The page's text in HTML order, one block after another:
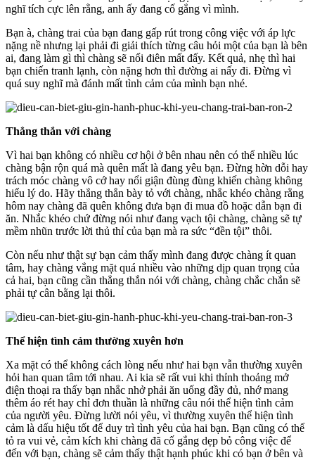
nghĩ tích cực lên rằng, anh ấy đang cố gắng vì mình.
Bạn à, chàng trai của bạn đang gấp rút trong công việc với áp lực
nặng nề nhưng lại phải đi giải thích từng câu hỏi một của bạn là bên
ai, đang làm gì thì chàng sẽ nổi điên mất đấy. Kết quả, nhẹ thì hai
bạn chiến tranh lạnh, còn nặng hơn thì đường ai nấy đi. Đừng vì
quá suy nghĩ mà đánh mất tình cảm của mình bạn nhé.
Thẳng thắn với chàng
Vì hai bạn không có nhiều cơ hội ở bên nhau nên có thể nhiều lúc
chàng bận rộn quá mà quên mất là đang yêu bạn. Đừng hờn dỗi hay
trách móc chàng vô cớ hay nổi giận đùng đùng khiến chàng không
hiểu lý do. Hãy thẳng thắn bày tỏ với chàng, nhắc khéo chàng rằng
hôm nay chàng đã quên không đưa bạn đi mua đồ hoặc dẫn bạn đi
ăn. Nhắc khéo chứ đừng nói như đang vạch tội chàng, chàng sẽ tự
mềm nhũn trước lời thủ thỉ của bạn mà ra sức “đền tội” thôi.
Còn nếu như thật sự bạn cảm thấy mình đang được chàng ít quan
tâm, hay chàng vắng mặt quá nhiều vào những dịp quan trọng của
cả hai, bạn cũng cần thẳng thắn nói với chàng, chàng chắc chắn sẽ
phải tự cân bằng lại thôi.
Thể hiện tình cảm thường xuyên hơn
Xa mặt có thể không cách lòng nếu như hai bạn vẫn thường xuyên
hỏi han quan tâm tới nhau. Ai kia sẽ rất vui khi thỉnh thoảng mở
điện thoại ra thấy bạn nhắc nhở phải ăn uống đầy đủ, nhớ mang
thêm áo rét hay chỉ đơn thuần là những câu nói thể hiện tình cảm
của người yêu. Đừng lười nói yêu, vì thường xuyên thể hiện tình
cảm là dấu hiệu tốt để duy trì tình yêu của hai bạn. Bạn cũng có thể
tỏ ra vui vẻ, cảm kích khi chàng đã cố gắng dẹp bỏ công việc để
đến với bạn, chàng sẽ cảm thấy thật hạnh phúc khi có bạn ở bên và